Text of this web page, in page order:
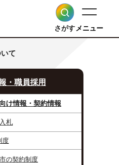
さがすメニュー
て
・職員採用
け情報・契約情報
札
度
の契約制度